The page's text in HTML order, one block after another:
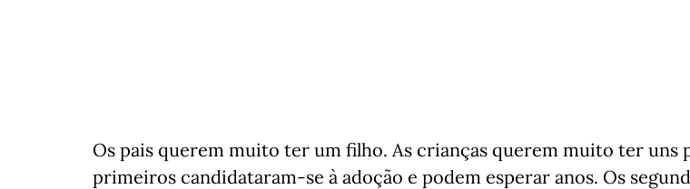
Os pais querem muito ter um filho. As crianças querem muito ter uns
primeiros candidataram-se à adoção e podem esperar anos. Os